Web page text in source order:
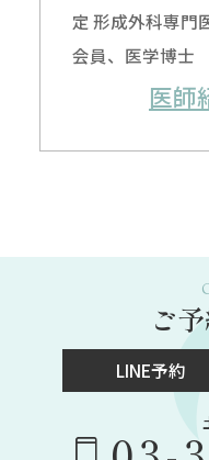
定 形成外科専門
会員、医学博士
医師
ご
LINE予約